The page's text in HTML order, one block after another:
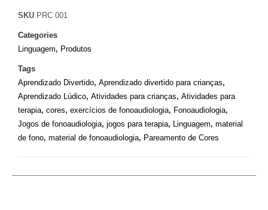
SKU PRC 001
Categories
Linguagem, Produtos
Tags
Aprendizado Divertido, Aprendizado divertido para crianças,
Aprendizado Lúdico, Atividades para crianças, Atividades para
terapia, cores, exercícios de fonoaudiologia, Fonoaudiologia,
Jogos de fonoaudiologia, jogos para terapia, Linguagem, material
de fono, material de fonoaudiologia, Pareamento de Cores